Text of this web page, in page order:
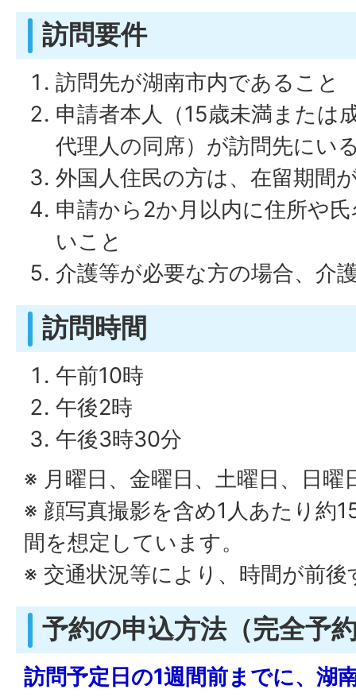
訪問要件
訪問先が湖南市内であること
申請者本人（15歳未満または
代理人の同席）が訪問先にい
外国人住民の方は、在留期間
申請から2か月以内に住所や
いこと
介護等が必要な方の場合、介
訪問時間
午前10時
午後2時
午後3時30分
※ 月曜日、金曜日、土曜日、日曜
※ 顔写真撮影を含め1人あたり約
間を想定しています。
※ 交通状況等により、時間が前
予約の申込方法（完全予
訪問予定日の1週間前までに、湖